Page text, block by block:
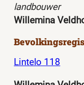
landbouwer
Willemina
Lintelo 118